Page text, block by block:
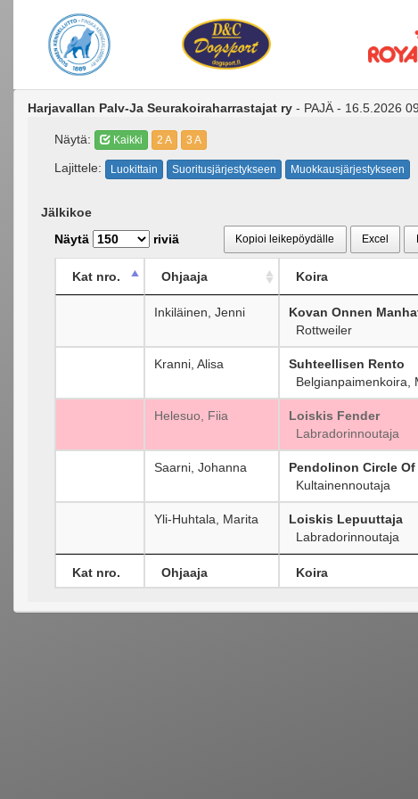
Harjavallan Palv-Ja Seurakoiraharrastajat ry - PAJÄ - 16.5.2026
Näytä: Kaikki 2 A 3 A
Lajittele: Luokittain Suoritusjärjestykseen Muokkausjärjestykseen
Jälkikoe
Näytä
riviä Kopioi leikepöydälle Excel
Kat nro. Ohjaaja Koira
Inkiläinen, Jenni
Kovan Onnen
Rottweiler
Kranni, Alisa
Suhteellisen Rento
Belgianpaimenkoira,
Helesuo, Fiia
Loiskis Fender
Labradorinnoutaja
Saarni, Johanna
Pendolinon Circle
Kultainennoutaja
Yli-Huhtala, Marita
Loiskis Lepuuttaja
Labradorinnoutaja
Kat nro. Ohjaaja Koira